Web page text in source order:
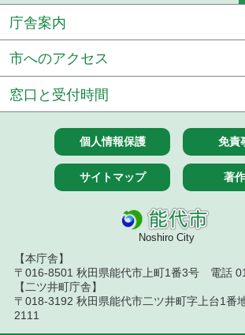
庁舎案内
市へのアクセス
窓口と受付時間
個人情報保護 免責
サイトマップ 著
Noshiro City
【本庁舎】
〒016-8501 秋田県能代市上町1番3号 電話
【二ツ井町庁舎】
〒018-3192 秋田県能代市二ツ井町字上台1
2111